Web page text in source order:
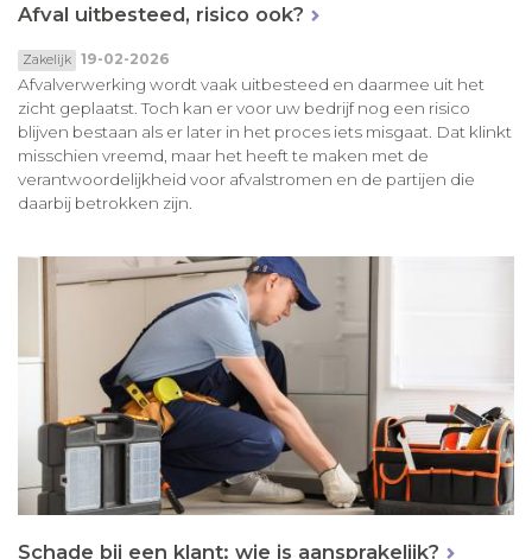
Afval uitbesteed, risico ook?
Zakelijk 19-02-2026
Afvalverwerking wordt vaak uitbesteed en daarmee uit het
zicht geplaatst. Toch kan er voor uw bedrijf nog een risico
blijven bestaan als er later in het proces iets misgaat. Dat klinkt
misschien vreemd, maar het heeft te maken met de
verantwoordelijkheid voor afvalstromen en de partijen die
daarbij betrokken zijn.
Schade bij een klant: wie is aansprakelijk?